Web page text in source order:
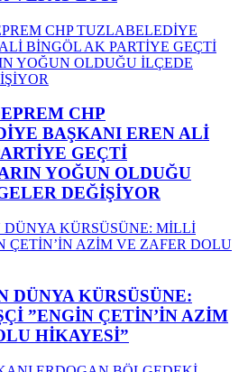
CHP
BAŞKANI EREN ALİ
GEÇTİ
YOĞUN OLDUĞU
DEĞİŞİYOR
DÜNYA KÜRSÜSÜNE:
”ENGİN ÇETİN’İN AZİM
HİKAYESİ”